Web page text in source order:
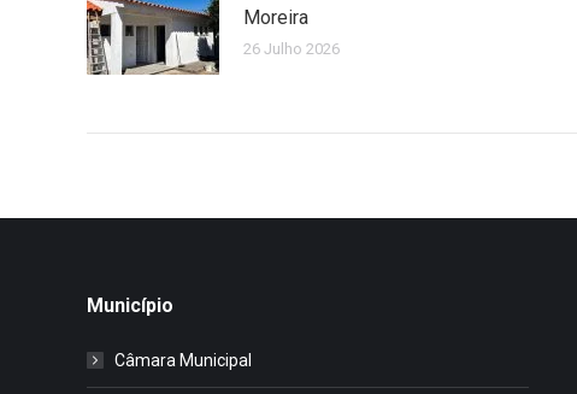
Moreira
26 Julho 2026
Município
Câmara Municipal